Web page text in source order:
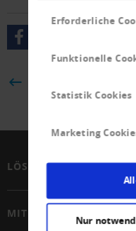
Erforderliche
Funktionelle
Statistik Cookies
Marketing
Nur
LÖSUNGEN
MITGLIEDSCHAFT